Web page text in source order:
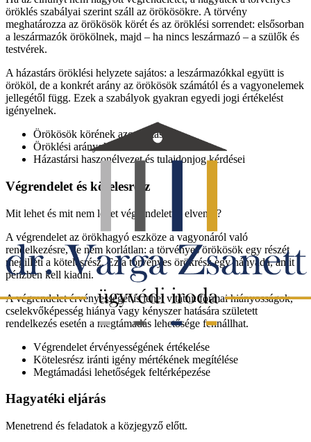
öröklés szabályai szerint száll az örökösökre. A törvény
meghatározza az örökösök körét és az öröklési sorrendet: elsősorban
a leszármazók örökölnek, majd – ha nincs leszármazó – a szülők és
testvérek.
A házastárs öröklési helyzete sajátos: a leszármazókkal együtt is
örököl, de a konkrét arány az örökösök számától és a vagyonelemek
jellegétől függ. Ezek a szabályok gyakran egyedi jogi értékelést
igényelnek.
Örökösök körének azonosítása
Öröklési arányok értelmezése
Házastársi haszonélvezet és tulajdonjog kérdései
Végrendelet és kötelesrész
Mit lehet és mit nem lehet végrendelettel elvenni?
A végrendelet az örökhagyó eszköze a vagyonáról való
rendelkezésre, de nem korlátlan: a törvényes örökösök egy részét
megilleti a kötelesrész. Ez a törvényes örökrész egy hányada, amit
pénzben kell kiadni.
A végrendelet érvényességét is lehet vitatni: formai hiányosságok,
cselekvőképesség hiánya vagy kényszer hatására született
rendelkezés esetén a megtámadás lehetősége fennállhat.
Végrendelet érvényességének értékelése
Kötelesrész iránti igény mértékének megítélése
Megtámadási lehetőségek feltérképezése
Hagyatéki eljárás
Menetrend és feladatok a közjegyző előtt.